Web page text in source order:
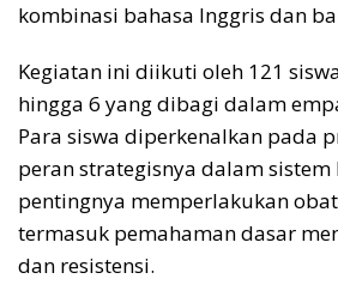
kombinasi bahasa Inggris dan
Kegiatan ini diikuti oleh 121
hingga 6 yang dibagi dalam
Para siswa diperkenalkan pada
peran strategisnya dalam sistem
pentingnya memperlakukan
termasuk pemahaman dasar
dan resistensi.